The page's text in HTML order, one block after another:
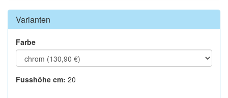
Varianten
Farbe
Fusshöhe cm: 20